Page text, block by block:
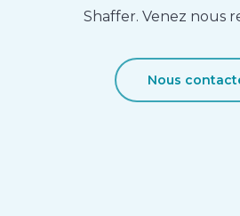
Shaffer. Venez nous
Nous